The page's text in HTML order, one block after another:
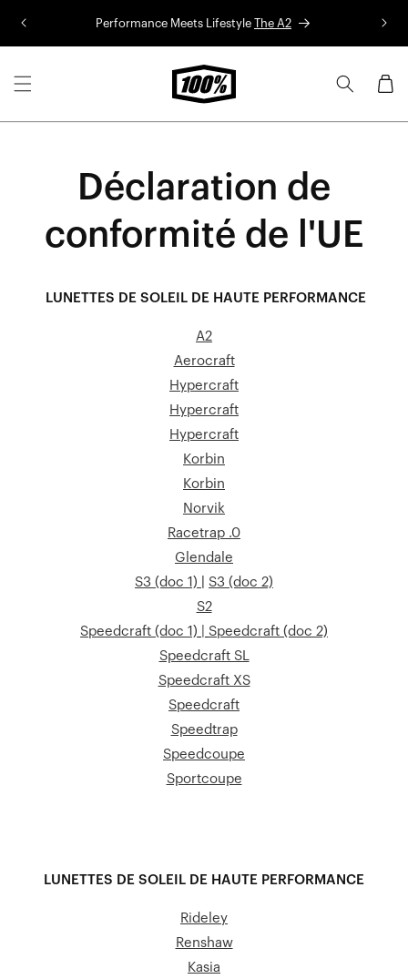
Performance Meets Lifestyle The A2
Panier
Déclaration de
conformité de l'UE
LUNETTES DE SOLEIL DE HAUTE PERFORMANCE
A2
Aerocraft
Hypercraft
Hypercraft
Hypercraft
Korbin
Korbin
Norvik
Racetrap .0
Glendale
S3 (doc 1)
S3 (doc 2)
S2
Speedcraft (doc 1)
Speedcraft (doc 2)
Speedcraft SL
Speedcraft XS
Speedcraft
Speedtrap
Speedcoupe
Sportcoupe
LUNETTES DE SOLEIL DE HAUTE PERFORMANCE
Rideley
Renshaw
Kasia